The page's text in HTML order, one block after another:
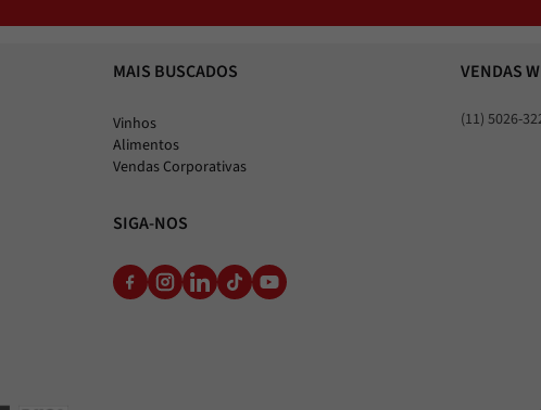
MAIS BUSCADOS
Vinhos
Alimentos
Vendas Corporativas
SIGA-NOS
VENDAS
(11) 5026-